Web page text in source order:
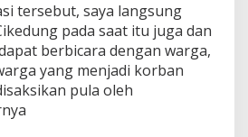
tersebut, saya langsung
pada saat itu juga dan
berbicara dengan warga,
yang menjadi korban
pula oleh